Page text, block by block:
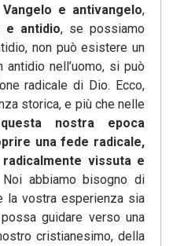
Vangelo e antivangelo,
e antidio, se possiamo
non può esistere un
nell’uomo, si può
radicale di Dio. Ecco,
storica, e più che nelle
nostra epoca
una fede radicale,
vissuta e
abbiamo bisogno di
la vostra esperienza sia
guidare verso una
cristianesimo, della